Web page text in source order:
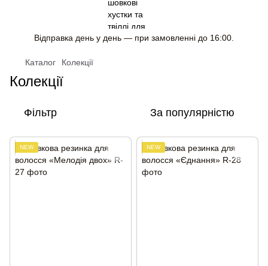
Відправка день у день — при замовленні до 16:00.
Каталог Колекції
Колекції
Фільтр За популярністю
NEW NEW